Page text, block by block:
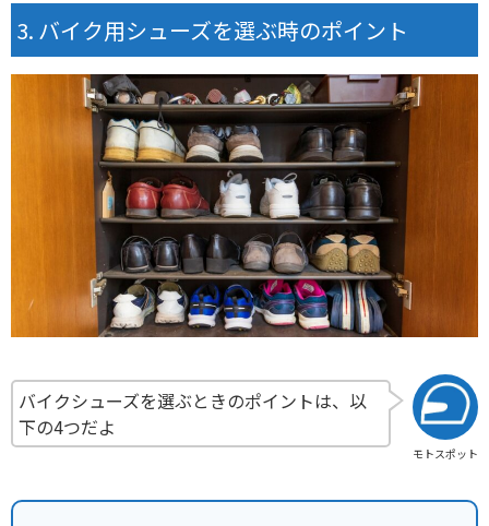
バイク用シューズを選ぶ時のポイント
モトスポット
バイクシューズを選ぶときのポイントは、以
下の4つだよ